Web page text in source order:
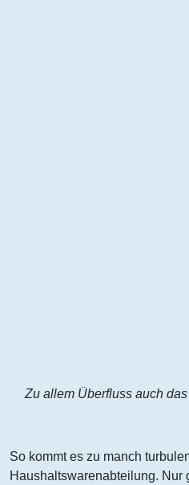
Zu allem Überfluss auch
So kommt es zu manch
Haushaltswarenabteilung. Nur